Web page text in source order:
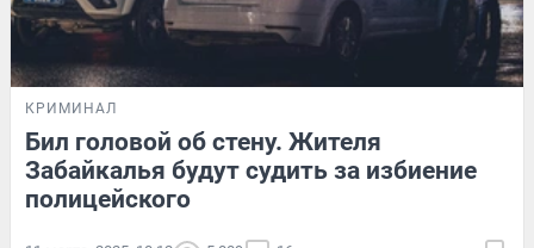
КРИМИНАЛ
Бил головой об стену. Жителя
Забайкалья будут судить за избиение
полицейского